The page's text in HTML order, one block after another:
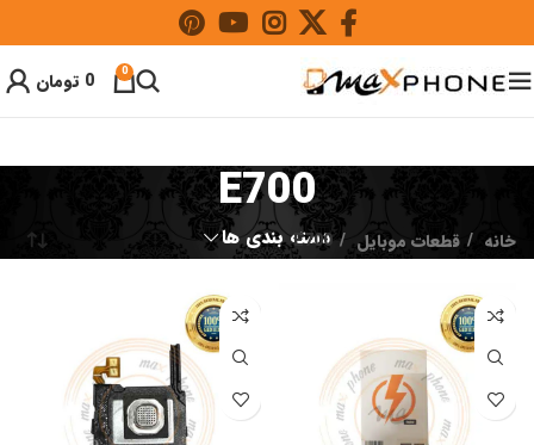
0
0 تومان
E700
دسته بندی ها خانه قطعات موبایل E700